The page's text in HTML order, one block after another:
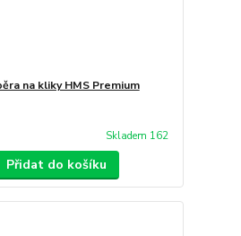
na kliky HMS Premium
Skladem 162
Přidat do košíku